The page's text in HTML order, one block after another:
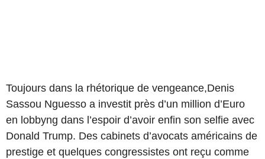
Toujours dans la rhétorique de vengeance,Denis
Sassou Nguesso a investit près d’un million d’Euro
en lobbyng dans l’espoir d’avoir enfin son selfie avec
Donald Trump. Des cabinets d’avocats américains de
prestige et quelques congressistes ont reçu comme